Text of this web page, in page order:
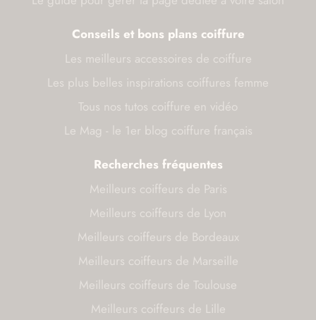
Conseils et bons plans coiffure
Les meilleurs accessoires de coiffure
Les plus belles inspirations coiffures femme
Tous nos tutos coiffure en vidéo
Le Mag - le 1er blog coiffure français
Recherches fréquentes
Meilleurs coiffeurs de Paris
Meilleurs coiffeurs de Lyon
Meilleurs coiffeurs de Bordeaux
Meilleurs coiffeurs de Marseille
Meilleurs coiffeurs de Toulouse
Meilleurs coiffeurs de Lille